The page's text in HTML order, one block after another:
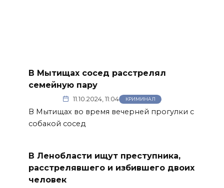
В Мытищах сосед расстрелял
семейную пару
11.10.2024, 11:04 КРИМИНАЛ
В Мытищах во время вечерней прогулки с
собакой сосед
В Ленобласти ищут преступника,
расстрелявшего и избившего двоих
человек